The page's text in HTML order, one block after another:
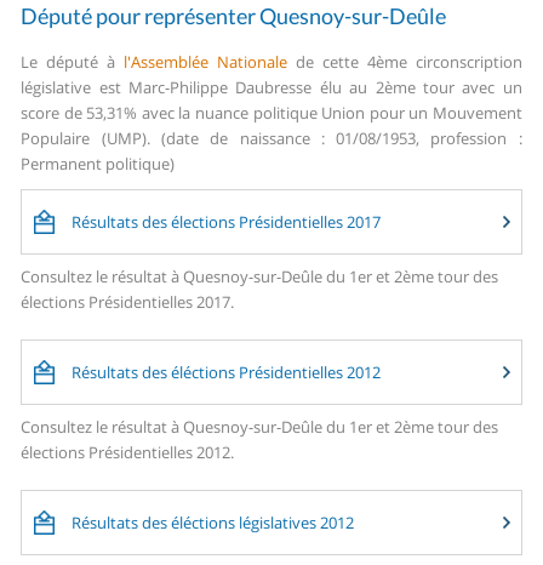
Député pour représenter Quesnoy-sur-Deûle
Le député à l'Assemblée Nationale de cette 4ème circonscription
législative est Marc-Philippe Daubresse élu au 2ème tour avec un
score de 53,31% avec la nuance politique Union pour un Mouvement
Populaire (UMP). (date de naissance : 01/08/1953, profession :
Permanent politique)
Résultats des élections Présidentielles 2017
Consultez le résultat à Quesnoy-sur-Deûle du 1er et 2ème tour des
élections Présidentielles 2017.
Résultats des éléctions Présidentielles 2012
Consultez le résultat à Quesnoy-sur-Deûle du 1er et 2ème tour des
élections Présidentielles 2012.
Résultats des éléctions législatives 2012